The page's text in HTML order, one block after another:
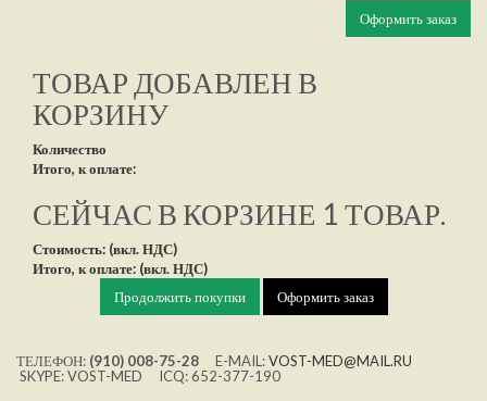
Оформить заказ
ТОВАР ДОБАВЛЕН В
КОРЗИНУ
Количество
Итого, к оплате:
СЕЙЧАС В КОРЗИНЕ 1 ТОВАР.
Стоимость: (вкл. НДС)
Итого, к оплате: (вкл. НДС)
Продолжить покупки
Оформить заказ
ТЕЛЕФОН: (910) 008-75-28 E-MAIL:VOST-MED@MAIL.RU
SKYPE: VOST-MED ICQ: 652-377-190